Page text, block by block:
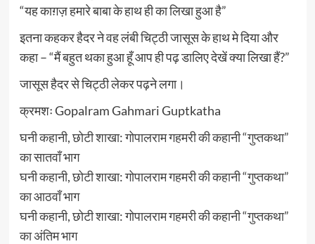
“यह काग़ज़ हमारे बाबा के हाथ ही का लिखा हुआ है”
इतना कहकर हैदर ने वह लंबी चिट्ठी जासूस के हाथ मे दिया और
कहा – “मैं बहुत थका हुआ हूँ आप ही पढ़ डालिए देखें क्या लिखा हैं?”
जासूस हैदर से चिट्ठी लेकर पढ़ने लगा।
क्रमशः Gopalram Gahmari Guptkatha
घनी कहानी, छोटी शाखा: गोपालराम गहमरी की कहानी “गुप्तकथा”
का सातवाँ भाग
घनी कहानी, छोटी शाखा: गोपालराम गहमरी की कहानी “गुप्तकथा”
का आठवाँ भाग
घनी कहानी, छोटी शाखा: गोपालराम गहमरी की कहानी “गुप्तकथा”
का अंतिम भाग